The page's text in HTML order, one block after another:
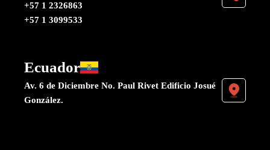
+57 1 2326863
+57 1 3099533
Ecuador
Av. 6 de Diciembre No. Paul Rivet Edificio Josué
González.